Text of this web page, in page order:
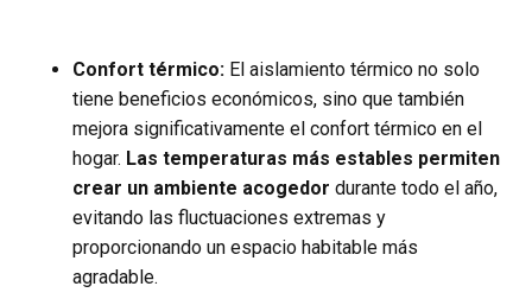
Confort térmico: El aislamiento térmico no solo
tiene beneficios económicos, sino que también
mejora significativamente el confort térmico en el
hogar. Las temperaturas más estables permiten
crear un ambiente acogedor durante todo el año,
evitando las fluctuaciones extremas y
proporcionando un espacio habitable más
agradable.